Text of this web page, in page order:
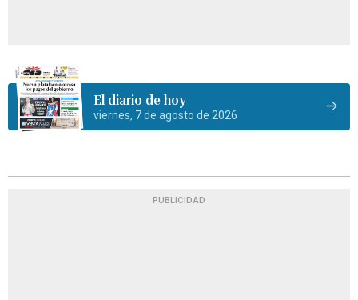
El diario de hoy
viernes, 7 de agosto de 2026
PUBLICIDAD